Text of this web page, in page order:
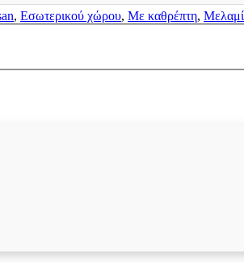
, Εσωτερικού χώρου, Με καθρέπτη,